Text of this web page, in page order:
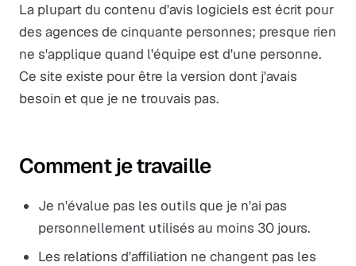
La plupart du contenu d'avis logiciels est écrit pour
des agences de cinquante personnes; presque rien
ne s'applique quand l'équipe est d'une personne.
Ce site existe pour être la version dont j'avais
besoin et que je ne trouvais pas.
Comment je travaille
Je n'évalue pas les outils que je n'ai pas
personnellement utilisés au moins 30 jours.
Les relations d'affiliation ne changent pas les